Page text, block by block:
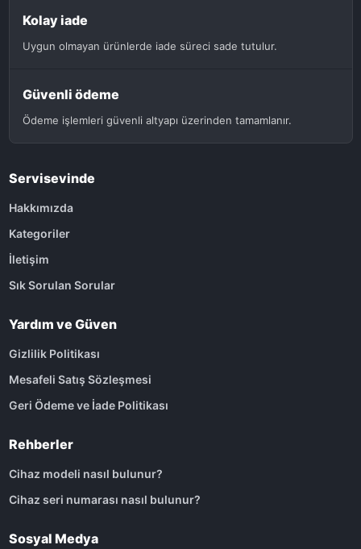
Kolay iade
Uygun olmayan ürünlerde iade süreci sade tutulur.
Güvenli ödeme
Ödeme işlemleri güvenli altyapı üzerinden tamamlanır.
Servisevinde
Hakkımızda
Kategoriler
İletişim
Sık Sorulan Sorular
Yardım ve Güven
Gizlilik Politikası
Mesafeli Satış Sözleşmesi
Geri Ödeme ve İade Politikası
Rehberler
Cihaz modeli nasıl bulunur?
Cihaz seri numarası nasıl bulunur?
Sosyal Medya